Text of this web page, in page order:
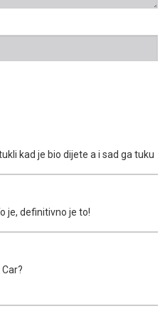
kad je bio dijete a i sad ga tuku
je, definitivno je to!